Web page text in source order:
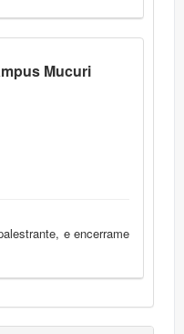
Mucuri
e encerrame